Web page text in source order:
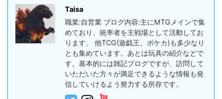
Taisa
職業:自営業 ブログ内容:主にMTGメインで集
めており、統率者を主戦場として活動してお
ります。 他TCG(遊戯王、ポケカ)も多少なり
とも集めています。あとは玩具の紹介などで
す。基本的には雑記ブログですが、訪問して
いただいた方々が満足できるような情報も発
信していけるよう努力する所存です。